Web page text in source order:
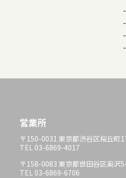
営業所
〒150-0031 東京都渋谷区桜丘町
TEL 03-6869-4017
〒158-0083 東京都世田谷区奥沢
TEL 03-6869-6706